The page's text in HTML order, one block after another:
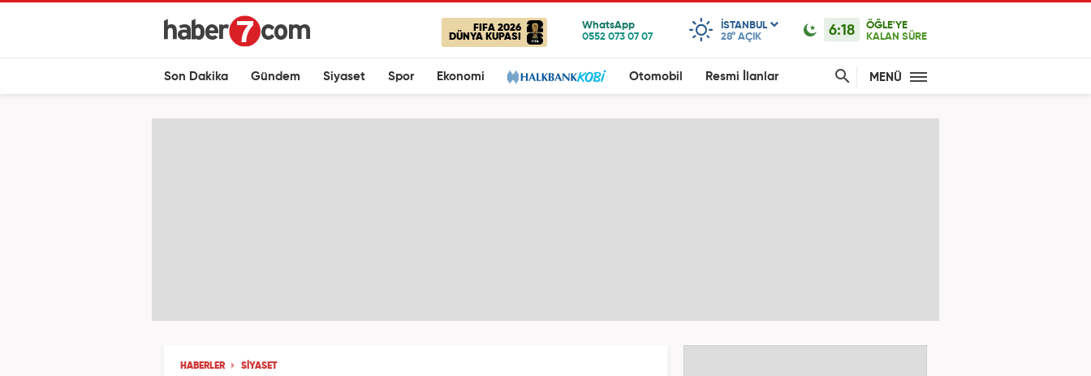
FIFA 2026
DÜNYA KUPASI
ISTANBUL
28° AÇIK 6:18
ÖĞLE'YE
KALAN SÜRE
Son Dakika Gündem Siyaset Spor Ekonomi Otomobil Resmi İlanlar MENÜ
HABERLER SİYASET